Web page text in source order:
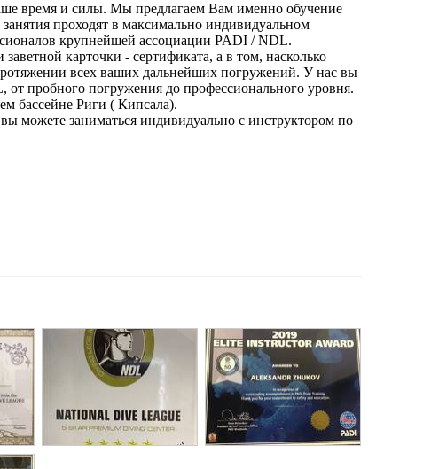
время и силы. Мы предлагаем Вам именно обучение
занятия проходят в максимально индивидуальном
крупнейшей ассоциации PADI / NDL.
карточки - сертификата, а в том, насколько
всех ваших дальнейших погружений. У нас вы
пробного погружения до профессионального уровня.
бассейне Риги ( Кипсала).
можете заниматься индивидуально с инструктором по